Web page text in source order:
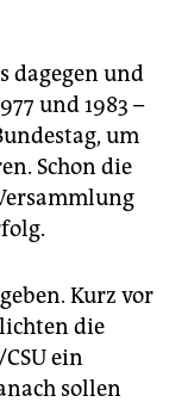
dagegen und
und 1983 –
um
Schon die
Kurz vor
die
ein
sollen